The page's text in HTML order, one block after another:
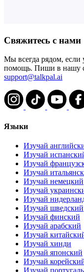
Свяжитесь с нами
Мы всегда рядом, если
помощь. Пиши в нашу
support@talkpal.ai
Языки
Изучай
Изучай
Изучай
Изучай
Изучай немецкий
Изучай
Изучай
Изучай шведский
Изучай финский
Изучай арабский
Изучай
Изучай хинди
Изучай японский
Изучай
Изучай